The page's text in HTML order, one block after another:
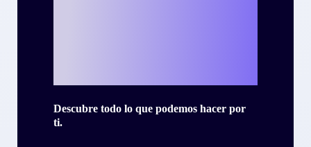
Descubre todo lo que podemos hacer por
ti.